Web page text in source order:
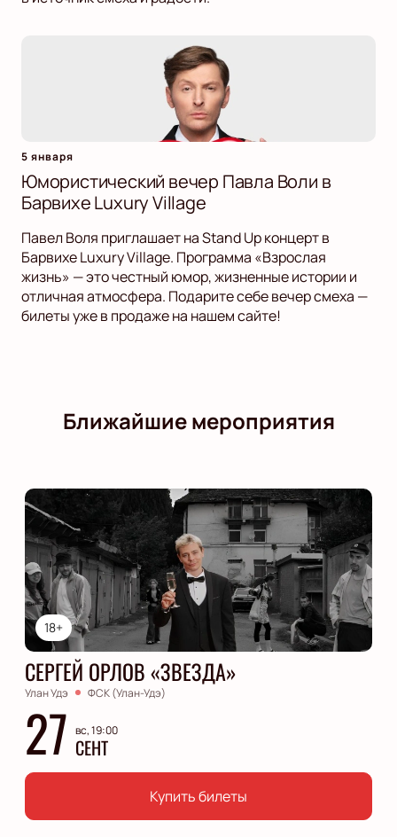
5 января
Юмористический вечер Павла Воли в
Барвихе Luxury Village
Павел Воля приглашает на Stand Up концерт в
Барвихе Luxury Village. Программа «Взрослая
жизнь» — это честный юмор, жизненные истории и
отличная атмосфера. Подарите себе вечер смеха —
билеты уже в продаже на нашем сайте!
Ближайшие мероприятия
18+
СЕРГЕЙ ОРЛОВ «ЗВЕЗДА»
Улан Удэ ФСК (Улан-Удэ)
27 вс, 19:00
СЕНТ
Купить билеты